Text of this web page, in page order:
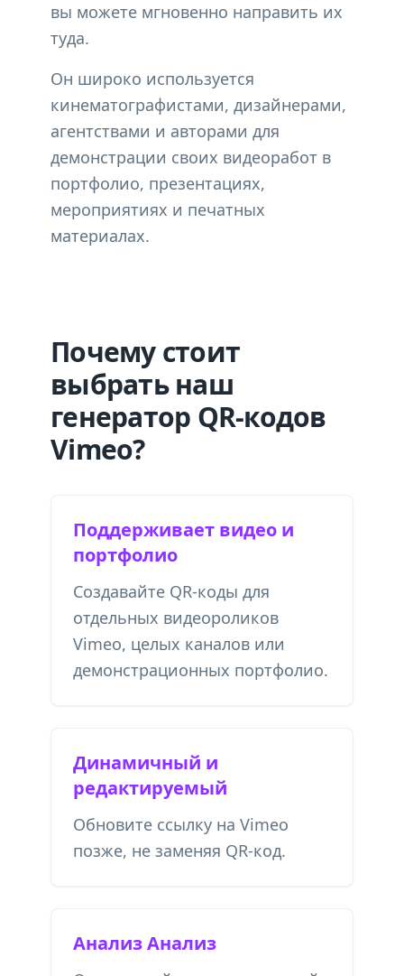
вы можете мгновенно направить их
туда.
Он широко используется
кинематографистами, дизайнерами,
агентствами и авторами для
демонстрации своих видеоработ в
портфолио, презентациях,
мероприятиях и печатных
материалах.
Почему стоит
выбрать наш
генератор QR-кодов
Vimeo?
Поддерживает видео и
портфолио
Создавайте QR-коды для
отдельных видеороликов
Vimeo, целых каналов или
демонстрационных портфолио.
Динамичный и
редактируемый
Обновите ссылку на Vimeo
позже, не заменяя QR-код.
Анализ Анализ